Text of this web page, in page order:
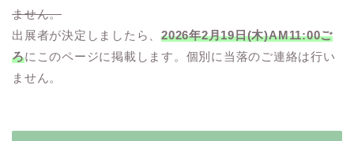
ません。
出展者が決定しましたら、2026年2月19日(木)AM11:00ご
ろにこのページに掲載します。個別に当落のご連絡は行い
ません。